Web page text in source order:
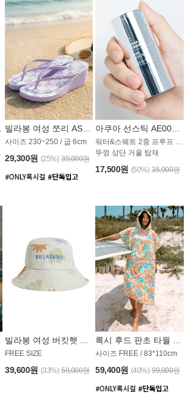
사이즈 230~250 / 굽 6cm
29,300원 (25%) 39,000원
워터&스웨트 2중 프루프 / SPF 50+
뚜껑 상단 거울 탑재
17,500원 (50%) 35,000원
FREE SIZE
39,600원 (33%) 59,000원
사이즈 FREE / 83*110cm
59,400원 (40%) 99,000원